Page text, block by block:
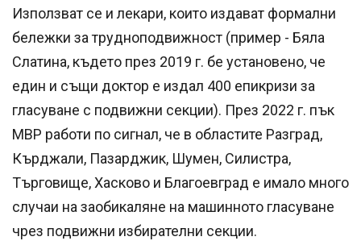
Използват се и лекари, които издават формални
бележки за трудноподвижност (пример - Бяла
Слатина, където през 2019 г. бе установено, че
един и същи доктор е издал 400 епикризи за
гласуване с подвижни секции). През 2022 г. пък
МВР работи по сигнал, че в областите Разград,
Кърджали, Пазарджик, Шумен, Силистра,
Търговище, Хасково и Благоевград е имало много
случаи на заобикаляне на машинното гласуване
чрез подвижни избирателни секции.